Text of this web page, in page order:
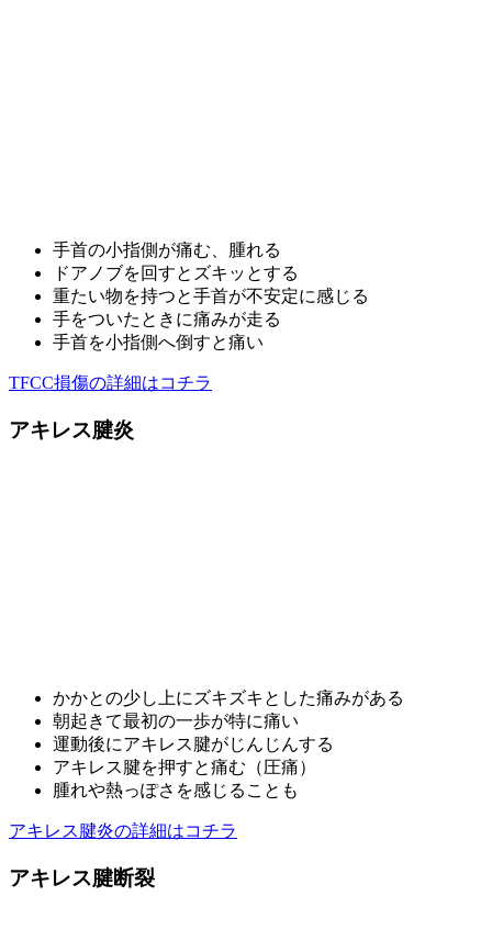
手首の小指側が痛む、腫れる
ドアノブを回すとズキッとする
重たい物を持つと手首が不安定に感じる
手をついたときに痛みが走る
手首を小指側へ倒すと痛い
TFCC損傷の詳細はコチラ
アキレス腱炎
かかとの少し上にズキズキとした痛みがある
朝起きて最初の一歩が特に痛い
運動後にアキレス腱がじんじんする
アキレス腱を押すと痛む（圧痛）
腫れや熱っぽさを感じることも
アキレス腱炎の詳細はコチラ
アキレス腱断裂